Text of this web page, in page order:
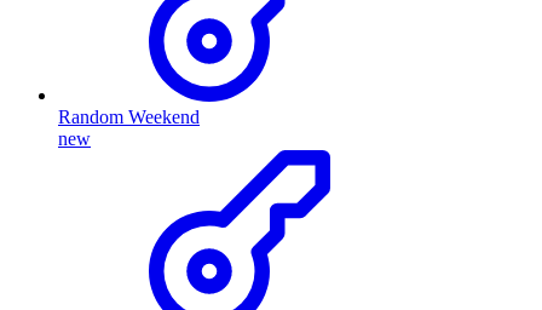
Random Weekend
new